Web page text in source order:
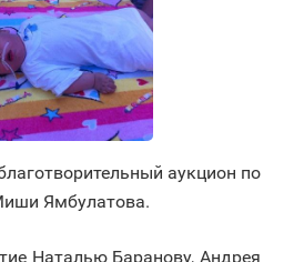
аукцион по
Ямбулатова.
Наталью Баранову, Андрея